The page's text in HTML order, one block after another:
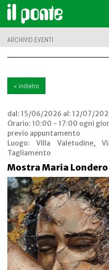
ARCHIVIO EVENTI
« indietro
dal: 15/06/2026 al: 12/07/
Orario: 10:00 - 17:00 ogni
previo appuntamento
Luogo:Villa Valetudine,
Tagliamento
Mostra Maria Londero